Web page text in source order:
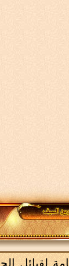
لقبائل